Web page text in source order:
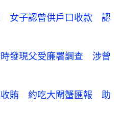
女子認曾供戶口收款 認
發現父受廉署調查 涉曾
收賄 約吃大閘蟹匯報 助